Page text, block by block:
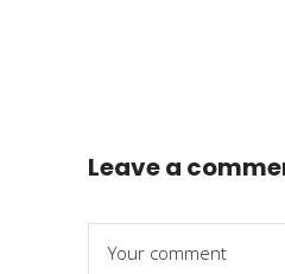
Leave a